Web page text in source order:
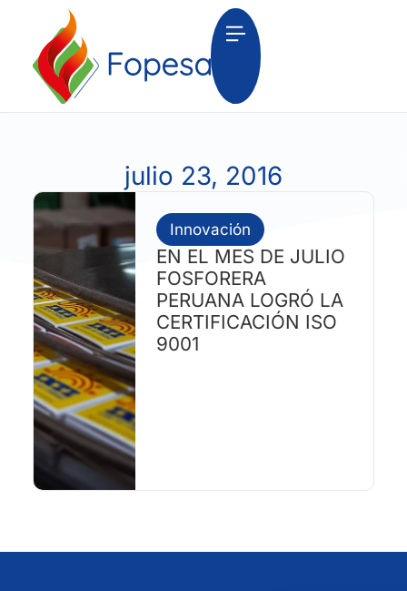
julio 23, 2016
Innovación
EN EL MES DE JULIO
FOSFORERA
PERUANA LOGRÓ LA
CERTIFICACIÓN ISO
9001